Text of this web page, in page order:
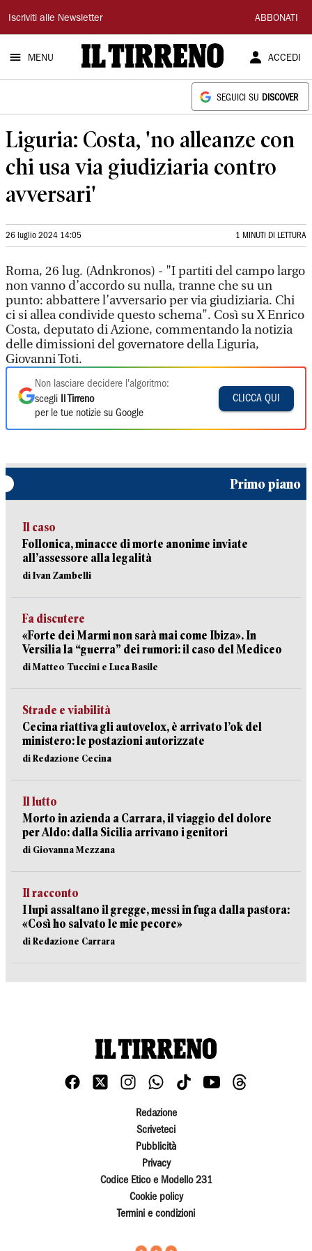
Il
Tirreno
Iscriviti alle Newsletter ABBONATI
MENU ACCEDI
SEGUICI SU DISCOVER
Liguria: Costa, 'no alleanze con
chi usa via giudiziaria contro
avversari'
26 luglio 2024 14:05 1 MINUTI DI LETTURA
Roma, 26 lug. (Adnkronos) - "I partiti del campo largo
non vanno d’accordo su nulla, tranne che su un
punto: abbattere l’avversario per via giudiziaria. Chi
ci si allea condivide questo schema". Così su X Enrico
Costa, deputato di Azione, commentando la notizia
delle dimissioni del governatore della Liguria,
Giovanni Toti.
Non lasciare decidere l'algoritmo:
scegli
Il Tirreno
per le tue notizie su Google
CLICCA QUI
Primo piano
Il caso
Follonica, minacce di morte anonime inviate
all’assessore alla legalità
di Ivan Zambelli
Fa discutere
«Forte dei Marmi non sarà mai come Ibiza». In
Versilia la “guerra” dei rumori: il caso del Mediceo
di Matteo Tuccini e Luca Basile
Strade e viabilità
Cecina riattiva gli autovelox, è arrivato l’ok del
ministero: le postazioni autorizzate
di Redazione Cecina
Il lutto
Morto in azienda a Carrara, il viaggio del dolore
per Aldo: dalla Sicilia arrivano i genitori
di Giovanna Mezzana
Il racconto
I lupi assaltano il gregge, messi in fuga dalla pastora:
«Così ho salvato le mie pecore»
di Redazione Carrara
Redazione
Scriveteci
Pubblicità
Privacy
Codice Etico e Modello 231
Cookie policy
Termini e condizioni